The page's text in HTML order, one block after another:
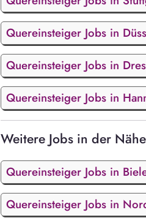
Quereinsteiger Jobs in
Quereinsteiger Jobs in
Quereinsteiger Jobs in
Weitere Jobs in der Nähe
Quereinsteiger Jobs in
Quereinsteiger Jobs in